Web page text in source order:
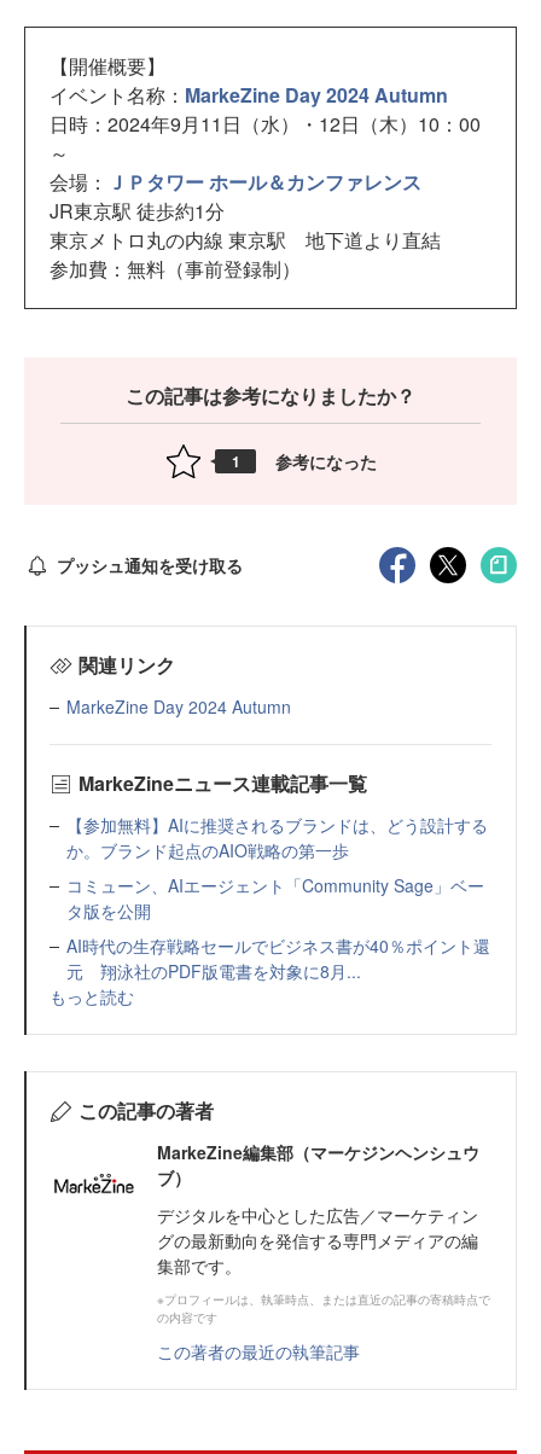
【開催概要】
イベント名称： MarkeZine Day 2024 Autumn
日時：2024年9月11日（水）・12日（木）10：00
～
会場： ＪＰタワー ホール＆カンファレンス
JR東京駅 徒歩約1分
東京メトロ丸の内線 東京駅 地下道より直結
参加費：無料（事前登録制）
この記事は参考になりましたか？
1 参考になった
プッシュ通知を受け取る
関連リンク
MarkeZine Day 2024 Autumn
MarkeZineニュース連載記事一覧
【参加無料】AIに推奨されるブランドは、どう設計する
か。ブランド起点のAIO戦略の第一歩
コミューン、AIエージェント「Community Sage」ベー
タ版を公開
AI時代の生存戦略セールでビジネス書が40％ポイント還
元 翔泳社のPDF版電書を対象に8月...
もっと読む
この記事の著者
MarkeZine編集部（マーケジンヘンシュウ
ブ）
デジタルを中心とした広告／マーケティン
グの最新動向を発信する専門メディアの編
集部です。
※プロフィールは、執筆時点、または直近の記事の寄稿時点で
の内容です
この著者の最近の執筆記事